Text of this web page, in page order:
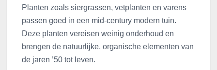
Planten zoals siergrassen, vetplanten en varens
passen goed in een mid-century modern tuin.
Deze planten vereisen weinig onderhoud en
brengen de natuurlijke, organische elementen van
de jaren ’50 tot leven.